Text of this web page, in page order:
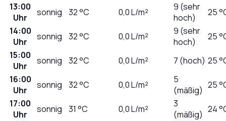
13:00
Uhr
sonnig 32°C 0,0L/m²
9 (sehr
hoch)
25
14:00
Uhr
sonnig 32°C 0,0L/m²
9 (sehr
hoch)
25
15:00
Uhr
sonnig 32°C 0,0L/m² 7 (hoch) 25
16:00
Uhr
sonnig 32°C 0,0L/m²
5
(mäßig) 25
17:00
Uhr
sonnig 31 °C 0,0L/m²
3
(mäßig) 24